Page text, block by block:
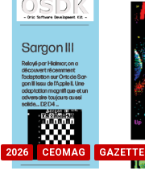
2026 CEOMAG GAZETTE